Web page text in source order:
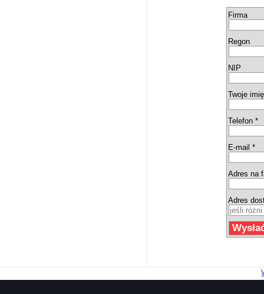
Firma
Regon
NIP
Twoje
Telefon *
E-mail *
Adres na
Adres